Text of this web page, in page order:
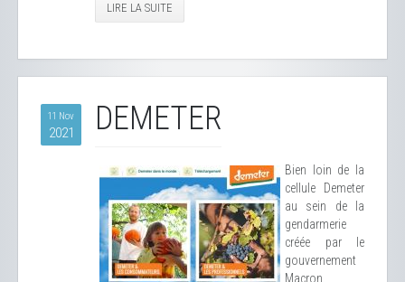
LIRE LA SUITE
11 Nov
2021 DEMETER
Bien loin de la
cellule Demeter
au sein de la
gendarmerie
créée par le
gouvernement
Macron,